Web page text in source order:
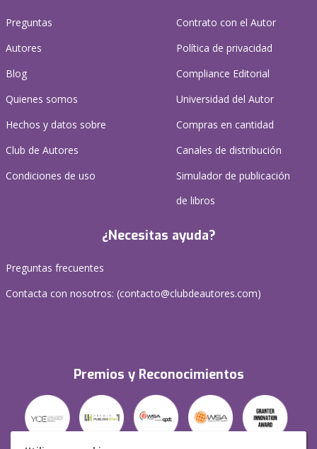
Preguntas
Autores
Blog
Quienes somos
Hechos y datos sobre
Club de Autores
Condiciones de uso
Contrato con el Autor
Política de privacidad
Compliance Editorial
Universidad del Autor
Compras en cantidad
Canales de distribución
Simulador de publicación
de libros
¿Necesitas ayuda?
Preguntas frecuentes
Contacta con nosotros: (contacto@clubdeautores.com)
Premios y Reconocimientos